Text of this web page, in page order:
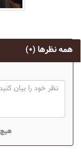
همه نظرها (۰)